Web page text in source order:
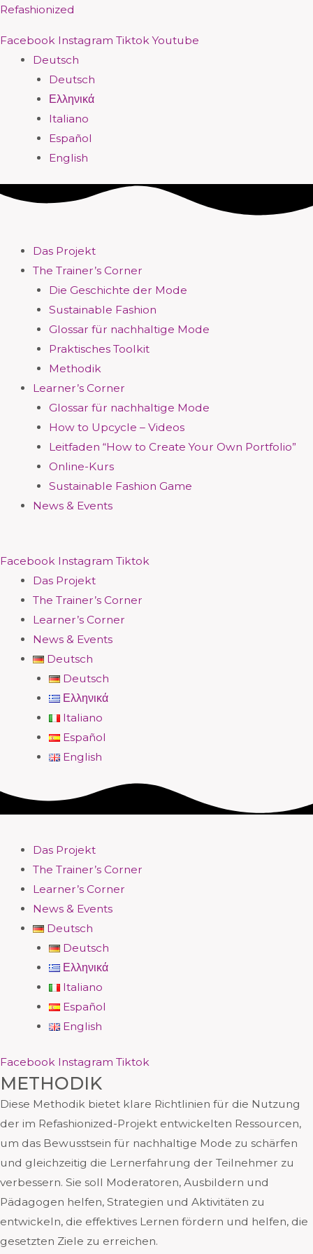
Zum
springen
Refashionized
Facebook Instagram Tiktok Youtube
Menü
Deutsch
Deutsch
Ελληνικά
Italiano
Español
English
Menü
Das Projekt
The Trainer’s Corner
Die Geschichte der Mode
Sustainable Fashion
Glossar für nachhaltige Mode
Praktisches Toolkit
Methodik
Learner’s Corner
Glossar für nachhaltige Mode
How to Upcycle – Videos
Leitfaden “How to Create Your Own Portfolio”
Online-Kurs
Sustainable Fashion Game
News & Events
Facebook Instagram Tiktok
Menü
Das Projekt
The Trainer’s Corner
Learner’s Corner
News & Events
Deutsch
Deutsch
Ελληνικά
Italiano
Español
English
Menü
Das Projekt
The Trainer’s Corner
Learner’s Corner
News & Events
Deutsch
Deutsch
Ελληνικά
Italiano
Español
English
Facebook Instagram Tiktok
METHODIK
Diese Methodik bietet klare Richtlinien für die Nutzung
der im Refashionized-Projekt entwickelten Ressourcen,
um das Bewusstsein für nachhaltige Mode zu schärfen
und gleichzeitig die Lernerfahrung der Teilnehmer zu
verbessern. Sie soll Moderatoren, Ausbildern und
Pädagogen helfen, Strategien und Aktivitäten zu
entwickeln, die effektives Lernen fördern und helfen, die
gesetzten Ziele zu erreichen.
Menü
Menü
Menü
Menü